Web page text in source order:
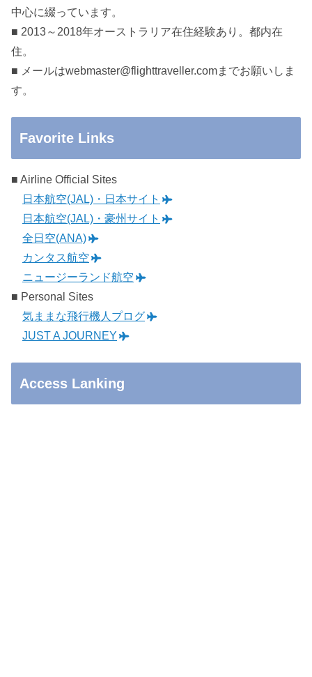
中心に綴っています。
■ 2013～2018年オーストラリア在住経験あり。都内在
住。
■ メールはwebmaster@flighttraveller.comまでお願いしま
す。
Favorite Links
■ Airline Official Sites
日本航空(JAL)・日本サイト
日本航空(JAL)・豪州サイト
全日空(ANA)
カンタス航空
ニュージーランド航空
■ Personal Sites
気ままな飛行機人プログ
JUST A JOURNEY
Access Lanking